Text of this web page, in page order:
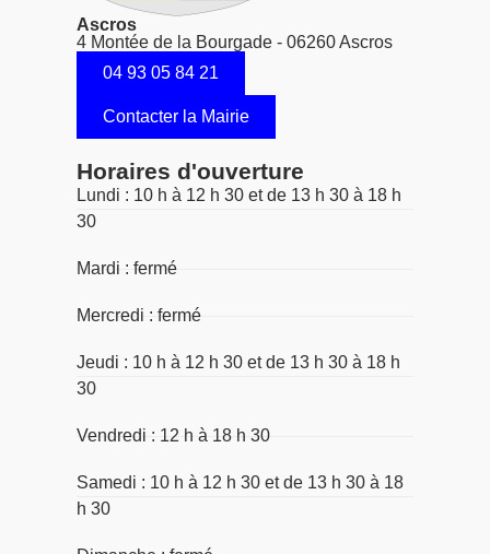
Ascros
4 Montée de la Bourgade - 06260 Ascros
04 93 05 84 21
Contacter la Mairie
Horaires d'ouverture
Lundi : 10 h à 12 h 30 et de 13 h 30 à 18 h
30
Mardi : fermé
Mercredi : fermé
Jeudi : 10 h à 12 h 30 et de 13 h 30 à 18 h
30
Vendredi : 12 h à 18 h 30
Samedi : 10 h à 12 h 30 et de 13 h 30 à 18
h 30